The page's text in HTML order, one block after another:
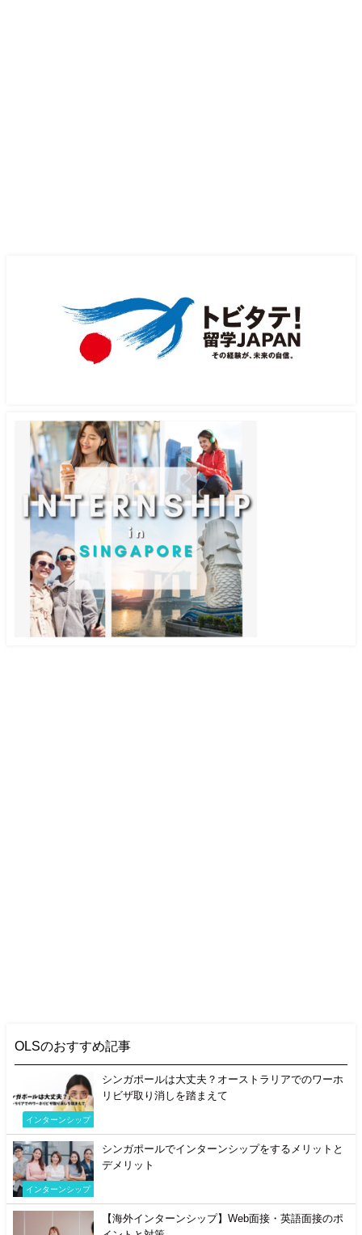
OLSのおすすめ記事
インターンシップ
シンガポールは大丈夫？オーストラリアでのワーホ
リビザ取り消しを踏まえて
インターンシップ
シンガポールでインターンシップをするメリットと
デメリット
【海外インターンシップ】Web面接・英語面接のポ